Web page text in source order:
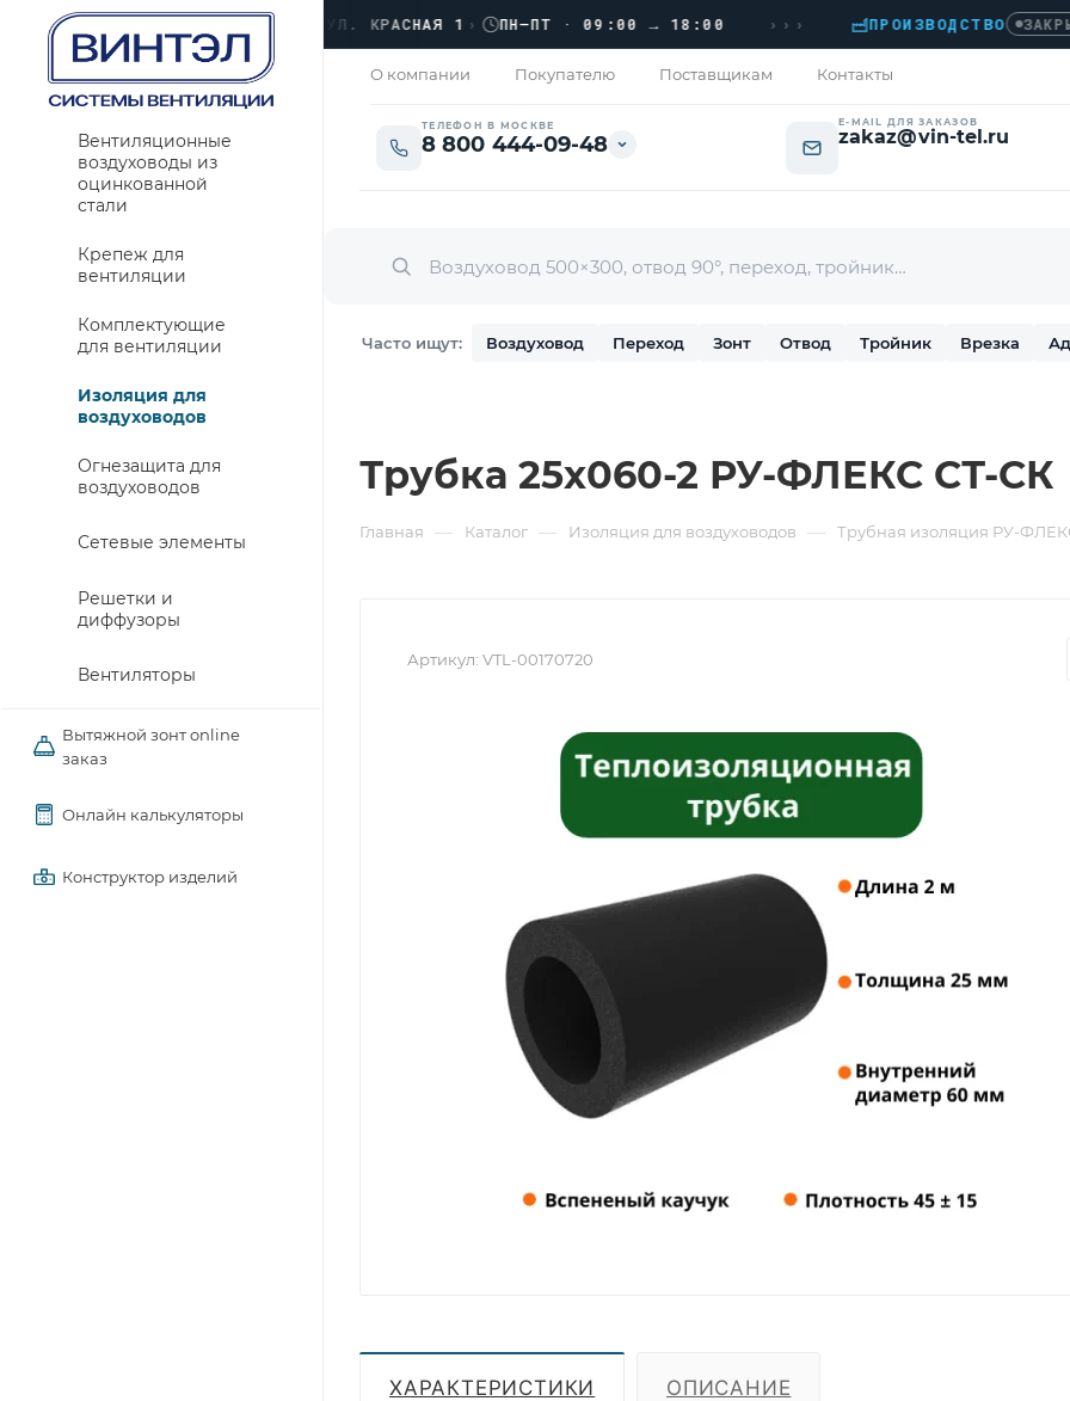
ОФИС ЗАКРЫТО › ЛЮБЕРЦЫ, УЛ. КРАСНАЯ 1› ПН–ПТ · 09:00 → 18:00 ПРОИЗВОДСТВО ЗАКРЫТО
О компании Покупателю Поставщикам Контакты
ТЕЛЕФОН В МОСКВЕ
8 800 444-09-48
E-MAIL ДЛЯ ЗАКАЗОВ
zakaz@vin-tel.ru
Часто ищут: Воздуховод Переход Зонт Отвод Тройник Врезка
Вентиляционные
воздуховоды из
оцинкованной
стали
Крепеж для
вентиляции
Комплектующие
для вентиляции
Изоляция для
воздуховодов
Огнезащита для
воздуховодов
Сетевые элементы
Решетки и
диффузоры
Вентиляторы
Вытяжной зонт online
заказ
Онлайн калькуляторы
Конструктор изделий
Трубка 25х060-2 РУ-ФЛЕКС СТ-СК
Главная — Каталог — Изоляция для воздуховодов — Трубная изоляция РУ-
Артикул: VTL-00170720
ХАРАКТЕРИСТИКИ ОПИСАНИЕ